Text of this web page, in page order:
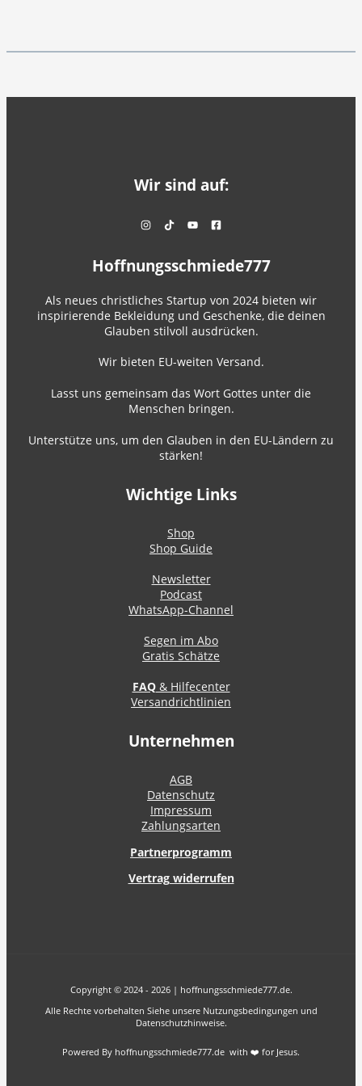
Wir sind auf:
Hoffnungsschmiede777
Als neues christliches Startup von 2024 bieten wir
inspirierende Bekleidung und Geschenke, die deinen
Glauben stilvoll ausdrücken.
Wir bieten EU-weiten Versand.
Lasst uns gemeinsam das Wort Gottes unter die
Menschen bringen.
Unterstütze uns, um den Glauben in den EU-Ländern zu
stärken!
Wichtige Links
Shop
Shop Guide
Newsletter
Podcast
WhatsApp-Channel
Segen im Abo
Gratis Schätze
FAQ& Hilfecenter
Versandrichtlinien
Unternehmen
AGB
Datenschutz
Impressum
Zahlungsarten
Partnerprogramm
Vertrag widerrufen
Copyright © 2024 - 2026 | hoffnungsschmiede777.de.
Alle Rechte vorbehalten Siehe unsere Nutzungsbedingungen und
Datenschutzhinweise.
Powered By hoffnungsschmiede777.de with ❤️ for Jesus.